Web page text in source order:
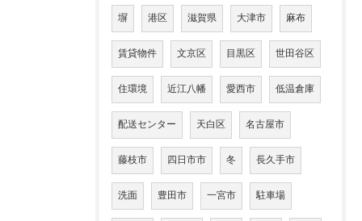
塀 港区 滋賀県 大津市 麻布
賃貸物件 文京区 目黒区 世田谷区
住環境 近江八幡 愛西市 低温倉庫
配送センター 天白区 名古屋市
藤枝市 四日市市 冬 長久手市
洗面 豊田市 一宮市 駐車場